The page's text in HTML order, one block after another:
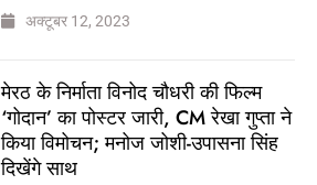
अक्टूबर 12, 2023
मेरठ के निर्माता विनोद चौधरी की फिल्म
‘गोदान’ का पोस्टर जारी, CM रेखा गुप्ता ने
किया विमोचन; मनोज जोशी-उपासना सिंह
दिखेंगे साथ